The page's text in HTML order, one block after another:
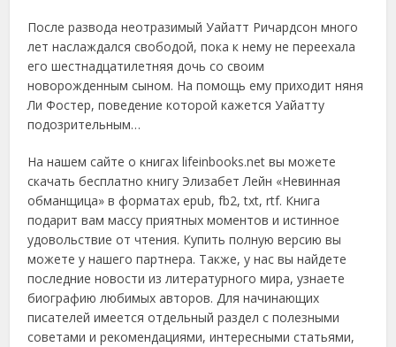
После развода неотразимый Уайатт Ричардсон много
лет наслаждался свободой, пока к нему не переехала
его шестнадцатилетняя дочь со своим
новорожденным сыном. На помощь ему приходит няня
Ли Фостер, поведение которой кажется Уайатту
подозрительным…
На нашем сайте о книгах lifeinbooks.net вы можете
скачать бесплатно книгу Элизабет Лейн «Невинная
обманщица» в форматах epub, fb2, txt, rtf. Книга
подарит вам массу приятных моментов и истинное
удовольствие от чтения. Купить полную версию вы
можете у нашего партнера. Также, у нас вы найдете
последние новости из литературного мира, узнаете
биографию любимых авторов. Для начинающих
писателей имеется отдельный раздел с полезными
советами и рекомендациями, интересными статьями,